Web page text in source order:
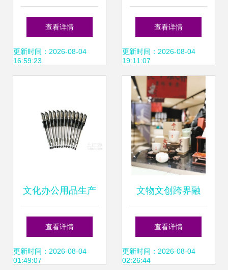
尚文化用品厂 匠心
茶壶零售与文化传
查看详情
更新时间：2026-08-04
16:59:23
化用品购物指南
查看详情
更新时间：2026-08-04
19:11:07
文化办公用品生产
厂家与茶壶零售市
场 跨界盘点与融合
查看详情
更新时间：2026-08-04
01:49:07
文物文创跨界融
合，碑林旗舰店开
启“流行中国”新篇
查看详情
更新时间：2026-08-04
02:26:44